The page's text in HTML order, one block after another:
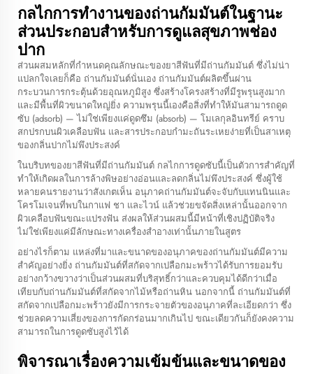
กลไกการทำงานของถ่านกัมมันต์ในฐานะ
ส่วนประกอบสำหรับการดูแลสุขภาพช่อง
ปาก
ส่วนผสมหลักที่กำหนดคุณลักษณะของยาสีฟันที่มีถ่านกัมมันต์ ซึ่งไม่น่า
แปลกใจเลยก็คือ ถ่านกัมมันต์นั่นเอง ถ่านกัมมันต์ผลิตขึ้นผ่าน
กระบวนการกระตุ้นด้วยอุณหภูมิสูง ซึ่งสร้างโครงสร้างที่มีรูพรุนสูงมาก
และมีพื้นที่ผิวขนาดใหญ่ยิ่ง ความพรุนนี้เองคือสิ่งที่ทำให้มันสามารถดูด
ซับ (adsorb) — ไม่ใช่เพียงแค่ดูดซึม (absorb) — โมเลกุลอินทรีย์ คราบ
สกปรกบนผิวเคลือบฟัน และสารประกอบกำมะถันระเหยง่ายที่เป็นสาเหตุ
ของกลิ่นปากไม่พึงประสงค์
ในบริบทของยาสีฟันที่มีถ่านกัมมันต์ กลไกการดูดซับนี้เป็นตัวการสำคัญที่
ทำให้เกิดผลในการล้างพิษอย่างอ่อนและลดกลิ่นไม่พึงประสงค์ ซึ่งผู้ใช้
หลายคนรายงานว่าสังเกตเห็น อนุภาคถ่านกัมมันต์จะจับกับแทนนินและ
โครโมเจนที่พบในกาแฟ ชา และไวน์ แล้วช่วยขจัดสิ่งเหล่านั้นออกจาก
ผิวเคลือบฟันขณะแปรงฟัน ส่งผลให้ส่วนผสมนี้มีหน้าที่เชิงปฏิบัติจริง
ไม่ใช่เพียงแค่มีลักษณะทางเครื่องสำอางเท่านั้นภายในสูตร
อย่างไรก็ตาม แหล่งที่มาและขนาดของอนุภาคของถ่านกัมมันต์มีความ
สำคัญอย่างยิ่ง ถ่านกัมมันต์ที่สกัดจากเปลือกมะพร้าวได้รับการยอมรับ
อย่างกว้างขวางว่าเป็นส่วนผสมที่บริสุทธิ์กว่าและควบคุมได้ดีกว่าเมื่อ
เทียบกับถ่านกัมมันต์ที่สกัดจากไม้หรือถ่านหิน นอกจากนี้ ถ่านกัมมันต์ที่
สกัดจากเปลือกมะพร้าวยังมีการกระจายตัวของอนุภาคที่ละเอียดกว่า ซึ่ง
ช่วยลดความเสี่ยงของการกัดกร่อนมากเกินไป ขณะเดียวกันก็ยังคงความ
สามารถในการดูดซับสูงไว้ได้
พิจารณาเรื่องความเข้มข้นและขนาดของ